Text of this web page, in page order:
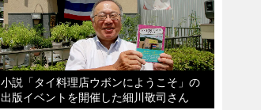
小説「タイ料理店ウボンにようこそ」の
出版イベントを開催した細川敬司さん